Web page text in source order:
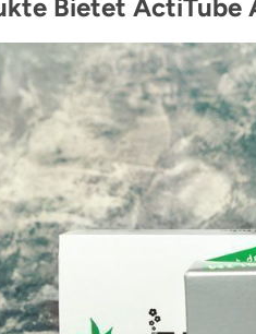
Bietet ActiTube